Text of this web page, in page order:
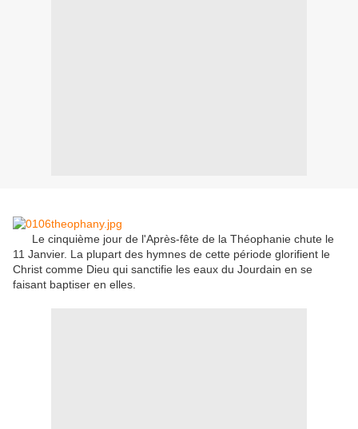
Le cinquième jour de l'Après-fête de la Théophanie chute le
11 Janvier. La plupart des hymnes de cette période glorifient le
Christ comme Dieu qui sanctifie les eaux du Jourdain en se
faisant baptiser en elles.